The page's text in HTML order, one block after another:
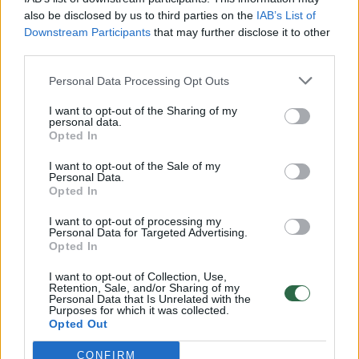
also be disclosed by us to third parties on the IAB’s List of
Downstream Participants that may further disclose it to other
Personal Data Processing Opt Outs
I want to opt-out of the Sharing of my
personal data.
Opted In
I want to opt-out of the Sale of my
Personal Data.
Opted In
I want to opt-out of processing my
Personal Data for Targeted Advertising.
Opted In
I want to opt-out of Collection, Use,
Retention, Sale, and/or Sharing of my
Personal Data that Is Unrelated with the
Purposes for which it was collected.
Opted Out
CONFIRM
vaikus: jiems kilusi grėsmė
Žinios | Lietuvos diena
00:00:30
Vaizdai iš tragiškos avarijos Vilniaus r.: dviejų moterų ir
vaiko gyvybių išgelbėti nepavyko
Žinios | Lietuvos diena
00:00:59
Nufilmavo, kaip patvino Vilniaus Vakarinis aplinkkelis:
Žinios | Lietuvos diena
00:02:01
„Pagarba pirmajai premjerei“: pasidalijo jautriais
prisiminimais apie Kazimierą Prunskienę